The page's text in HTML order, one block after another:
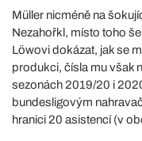
Müller nicméně na
Nezahořkl, místo toho
Löwovi dokázat, jak se
produkci, čísla mu však
sezonách 2019/20 i
bundesligovým
hranici 20 asistencí (v